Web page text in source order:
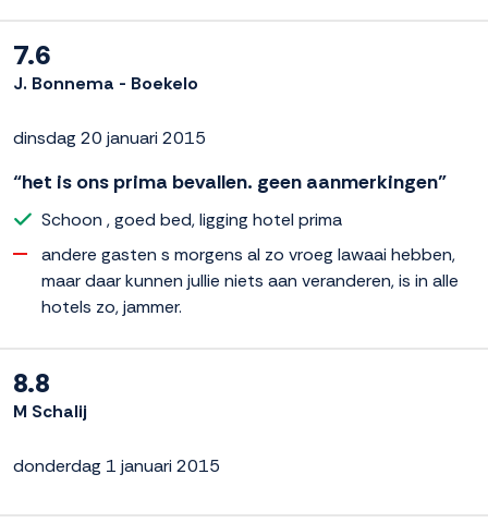
7.6
J. Bonnema - Boekelo
dinsdag 20 januari 2015
“het is ons prima bevallen. geen aanmerkingen”
Schoon , goed bed, ligging hotel prima
andere gasten s morgens al zo vroeg lawaai hebben,
maar daar kunnen jullie niets aan veranderen, is in alle
hotels zo, jammer.
8.8
M Schalij
donderdag 1 januari 2015